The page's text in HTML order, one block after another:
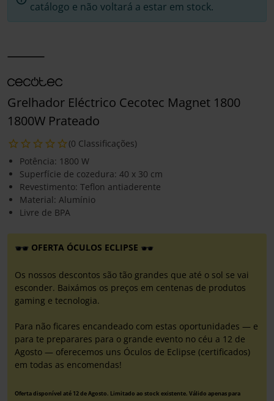
catálogo e não voltará a estar em stock.
Grelhador Eléctrico Cecotec Magnet 1800
1800W Prateado
(0 Classificações)
Potência: 1800 W
Superfície de cozedura: 40 x 30 cm
Revestimento: Teflon antiaderente
Material: Alumínio
Livre de BPA
OFERTA ÓCULOS ECLIPSE
Os nossos descontos são tão grandes que até o sol se vai
esconder. Baixámos os preços em centenas de produtos
gaming e tecnologia.
Para não ficares encandeado com estas oportunidades — e
para te preparares para o grande evento no céu a 12 de
Agosto — oferecemos uns Óculos de Eclipse (certificados)
em todas as encomendas!
Oferta disponível até 12 de Agosto. Limitado ao stock existente. Válido apenas para